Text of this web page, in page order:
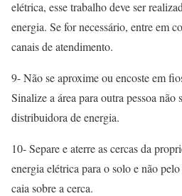
elétrica, esse trabalho deve ser
energia. Se for necessário, entre em
canais de atendimento.
9- Não se aproxime ou encoste em
Sinalize a área para outra pessoa não
distribuidora de energia.
10- Separe e aterre as cercas da
energia elétrica para o solo e não
caia sobre a cerca.